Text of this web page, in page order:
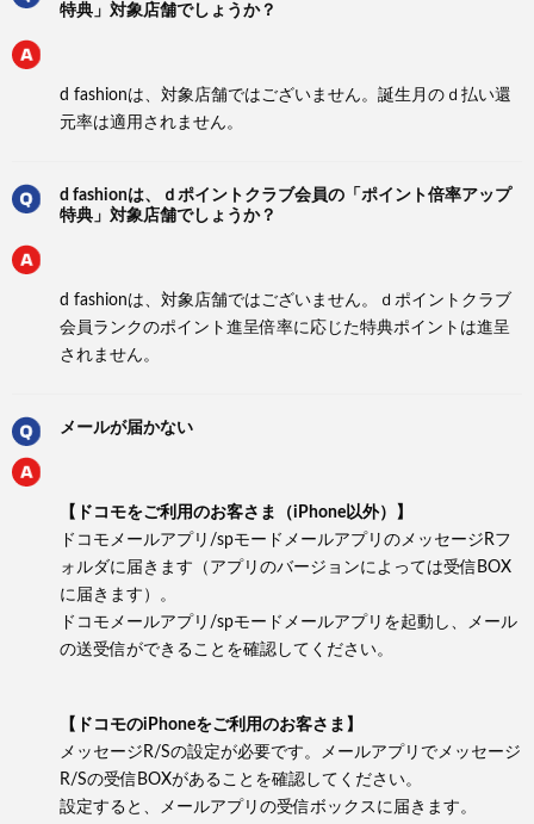
特典」対象店舗でしょうか？
d fashionは、対象店舗ではございません。誕生月のｄ払い還
元率は適用されません。
d fashionは、ｄポイントクラブ会員の「ポイント倍率アップ
特典」対象店舗でしょうか？
d fashionは、対象店舗ではございません。ｄポイントクラブ
会員ランクのポイント進呈倍率に応じた特典ポイントは進呈
されません。
メールが届かない
【ドコモをご利用のお客さま（iPhone以外）】
ドコモメールアプリ/spモードメールアプリのメッセージRフ
ォルダに届きます（アプリのバージョンによっては受信BOX
に届きます）。
ドコモメールアプリ/spモードメールアプリを起動し、メール
の送受信ができることを確認してください。
【ドコモのiPhoneをご利用のお客さま】
メッセージR/Sの設定が必要です。メールアプリでメッセージ
R/Sの受信BOXがあることを確認してください。
設定すると、メールアプリの受信ボックスに届きます。